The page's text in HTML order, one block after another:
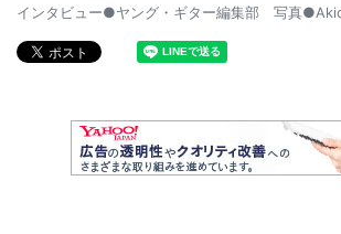
インタビュー●ヤング・ギター編集部 写真